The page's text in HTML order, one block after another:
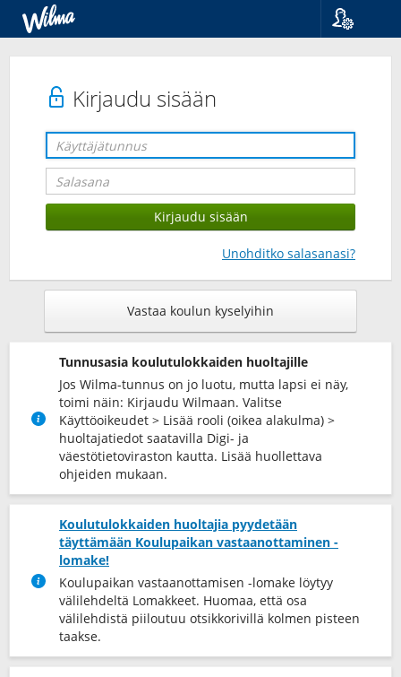
Kirjaudu sisään
Unohditko salasanasi?
Vastaa koulun kyselyihin
Tunnusasia koulutulokkaiden huoltajille
Jos Wilma-tunnus on jo luotu, mutta lapsi ei näy,
toimi näin: Kirjaudu Wilmaan. Valitse
Käyttöoikeudet > Lisää rooli (oikea alakulma) >
huoltajatiedot saatavilla Digi- ja
väestötietoviraston kautta. Lisää huollettava
ohjeiden mukaan.
Koulutulokkaiden huoltajia pyydetään
täyttämään Koulupaikan vastaanottaminen -
lomake!
Koulupaikan vastaanottamisen -lomake löytyy
välilehdeltä Lomakkeet. Huomaa, että osa
välilehdistä piiloutuu otsikkorivillä kolmen pisteen
taakse.